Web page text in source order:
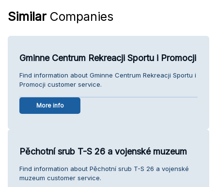
Similar Companies
Gminne Centrum Rekreacji Sportu i Promocji
Find information about Gminne Centrum Rekreacji Sportu i
Promocji customer service.
More info
Pěchotní srub T-S 26 a vojenské muzeum
Find information about Pěchotní srub T-S 26 a vojenské
muzeum customer service.